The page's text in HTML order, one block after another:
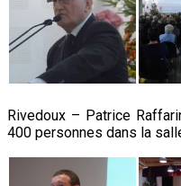
Rivedoux – Patrice
400 personnes dans la